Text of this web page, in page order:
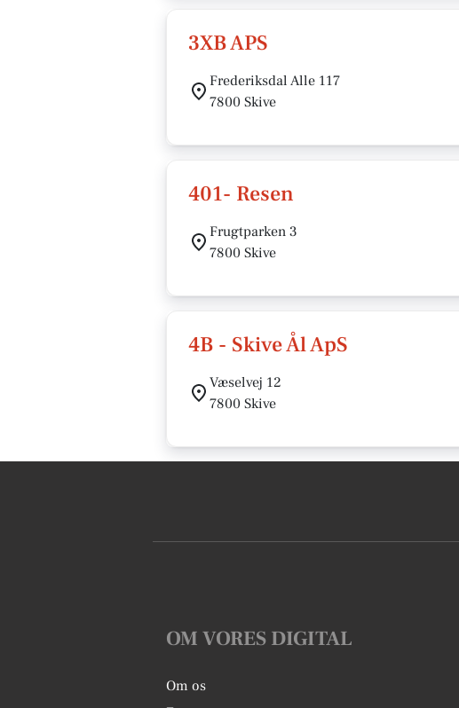
3XB APS
Frederiksdal Alle 117
7800 Skive
401- Resen
Frugtparken 3
7800 Skive
4B - Skive Ål ApS
Væselvej 12
7800 Skive
OM VORES DIGITAL
Om os